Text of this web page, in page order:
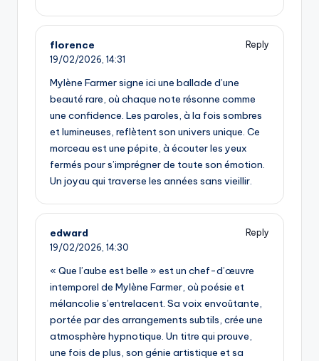
florence
Reply
19/02/2026, 14:31
Mylène Farmer signe ici une ballade d’une
beauté rare, où chaque note résonne comme
une confidence. Les paroles, à la fois sombres
et lumineuses, reflètent son univers unique. Ce
morceau est une pépite, à écouter les yeux
fermés pour s’imprégner de toute son émotion.
Un joyau qui traverse les années sans vieillir.
edward
Reply
19/02/2026, 14:30
« Que l’aube est belle » est un chef-d’œuvre
intemporel de Mylène Farmer, où poésie et
mélancolie s’entrelacent. Sa voix envoûtante,
portée par des arrangements subtils, crée une
atmosphère hypnotique. Un titre qui prouve,
une fois de plus, son génie artistique et sa